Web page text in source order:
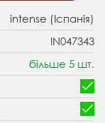
intense (Іспанія)
IN047343
більше 5 шт.